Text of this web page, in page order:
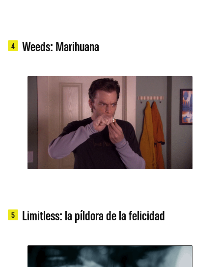
4 Weeds: Marihuana
5 Limitless: la píldora de la felicidad